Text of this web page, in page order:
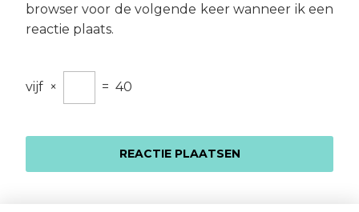
browser voor de volgende keer wanneer ik een
reactie plaats.
vijf × = 40